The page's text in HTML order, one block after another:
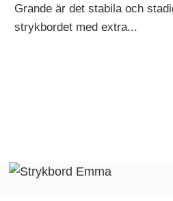
Grande är det stabila och
strykbordet med extra...